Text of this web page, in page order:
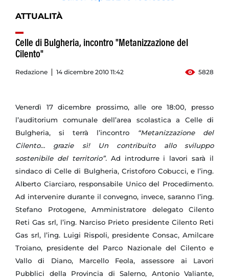
ATTUALITÀ
Celle di Bulgheria, incontro "Metanizzazione del
Cilento"
Redazione 14 dicembre 2010 11:42 5828
Venerdì 17 dicembre prossimo, alle ore 18:00, presso
l’auditorium comunale dell’area scolastica a Celle di
Bulgheria, si terrà l’incontro
“Metanizzazione del
Cilento… grazie sì! Un contribuito allo sviluppo
sostenibile del territorio”.Ad introdurre i lavori sarà il
sindaco di Celle di Bulgheria, Cristoforo Cobucci, e l’ing.
Alberto Ciarciaro, responsabile Unico del Procedimento.
Ad intervenire durante il convegno, invece, saranno l’ing.
Stefano Protogene, Amministratore delegato Cilento
Reti Gas srl, l’ing. Narciso Prieto presidente Cilento Reti
Gas srl, l’ing. Luigi Rispoli, presidente Consac, Amilcare
Troiano, presidente del Parco Nazionale del Cilento e
Vallo di Diano, Marcello Feola, assessore ai Lavori
Pubblici della Provincia di Salerno, Antonio Valiante,